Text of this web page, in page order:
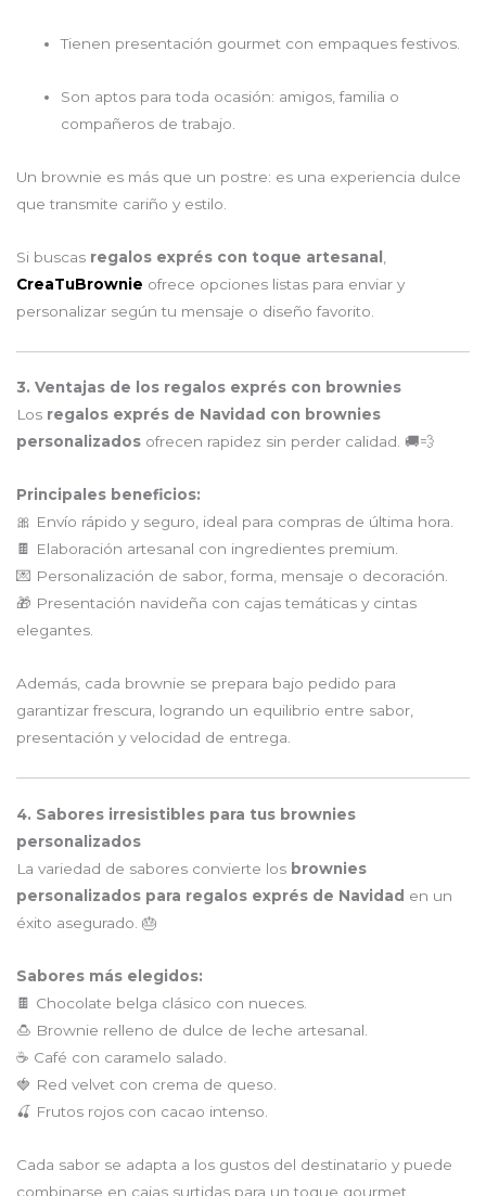
Tienen presentación gourmet con empaques festivos.
Son aptos para toda ocasión: amigos, familia o
compañeros de trabajo.
Un brownie es más que un postre: es una experiencia dulce
que transmite cariño y estilo.
Si buscas regalos exprés con toque artesanal
CreaTuBrownie ofrece opciones listas para enviar y
personalizar según tu mensaje o diseño favorito.
3. Ventajas de los regalos exprés con brownies
Los regalos exprés de Navidad con brownies
personalizados ofrecen rapidez sin perder calidad. 🚚💨
Principales beneficios:
🎀 Envío rápido y seguro, ideal para compras de última hora.
🍫 Elaboración artesanal con ingredientes premium.
💌 Personalización de sabor, forma, mensaje o decoración.
🎁 Presentación navideña con cajas temáticas y cintas
elegantes.
Además, cada brownie se prepara bajo pedido para
garantizar frescura, logrando un equilibrio entre sabor,
presentación y velocidad de entrega.
4. Sabores irresistibles para tus brownies
personalizados
La variedad de sabores convierte los brownies
personalizados para regalos exprés de Navidad en un
éxito asegurado. 🎂
Sabores más elegidos:
🍫 Chocolate belga clásico con nueces.
🍮 Brownie relleno de dulce de leche artesanal.
☕ Café con caramelo salado.
🍓 Red velvet con crema de queso.
🍒 Frutos rojos con cacao intenso.
Cada sabor se adapta a los gustos del destinatario y puede
combinarse en cajas surtidas para un toque gourmet.